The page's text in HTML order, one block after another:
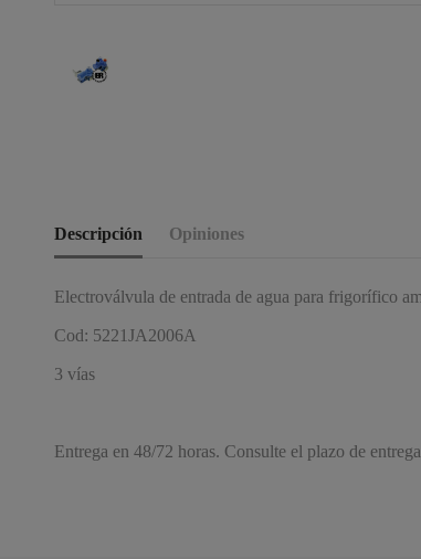
Descripción Opiniones
Electroválvula de entrada de agua para frigorífico
Cod: 5221JA2006A
3 vías
Entrega en 48/72 horas. Consulte el plazo de